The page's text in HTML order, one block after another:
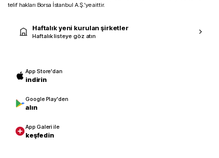
telif hakları Borsa İstanbul A.Ş.’ye aittir.
Haftalık yeni kurulan şirketler
Haftalık listeye göz atın
App Store'dan
indirin
Google Play'den
alın
App Galeri ile
keşfedin